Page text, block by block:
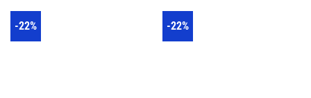
-22% -22%